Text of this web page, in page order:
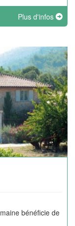
Plus d'infos
bénéficie de